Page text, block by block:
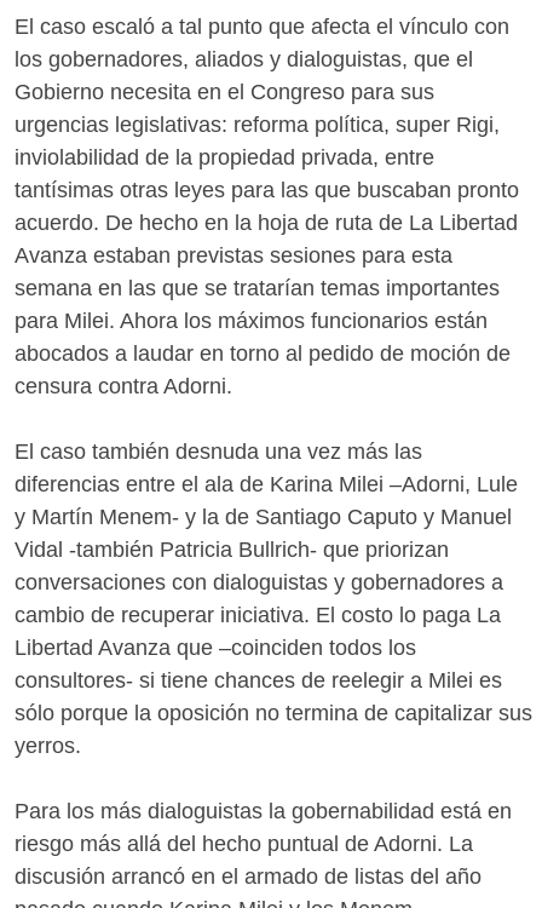
El caso escaló a tal punto que afecta el vínculo con
los gobernadores, aliados y dialoguistas, que el
Gobierno necesita en el Congreso para sus
urgencias legislativas: reforma política, super Rigi,
inviolabilidad de la propiedad privada, entre
tantísimas otras leyes para las que buscaban pronto
acuerdo. De hecho en la hoja de ruta de La Libertad
Avanza estaban previstas sesiones para esta
semana en las que se tratarían temas importantes
para Milei. Ahora los máximos funcionarios están
abocados a laudar en torno al pedido de moción de
censura contra Adorni.
El caso también desnuda una vez más las
diferencias entre el ala de Karina Milei –Adorni, Lule
y Martín Menem- y la de Santiago Caputo y Manuel
Vidal -también Patricia Bullrich- que priorizan
conversaciones con dialoguistas y gobernadores a
cambio de recuperar iniciativa. El costo lo paga La
Libertad Avanza que –coinciden todos los
consultores- si tiene chances de reelegir a Milei es
sólo porque la oposición no termina de capitalizar sus
yerros.
Para los más dialoguistas la gobernabilidad está en
riesgo más allá del hecho puntual de Adorni. La
discusión arrancó en el armado de listas del año